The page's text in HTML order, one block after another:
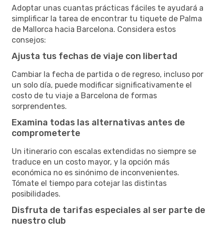
Adoptar unas cuantas prácticas fáciles te ayudará a
simplificar la tarea de encontrar tu tiquete de Palma
de Mallorca hacia Barcelona. Considera estos
consejos:
Ajusta tus fechas de viaje con libertad
Cambiar la fecha de partida o de regreso, incluso por
un solo día, puede modificar significativamente el
costo de tu viaje a Barcelona de formas
sorprendentes.
Examina todas las alternativas antes de
comprometerte
Un itinerario con escalas extendidas no siempre se
traduce en un costo mayor, y la opción más
económica no es sinónimo de inconvenientes.
Tómate el tiempo para cotejar las distintas
posibilidades.
Disfruta de tarifas especiales al ser parte de
nuestro club